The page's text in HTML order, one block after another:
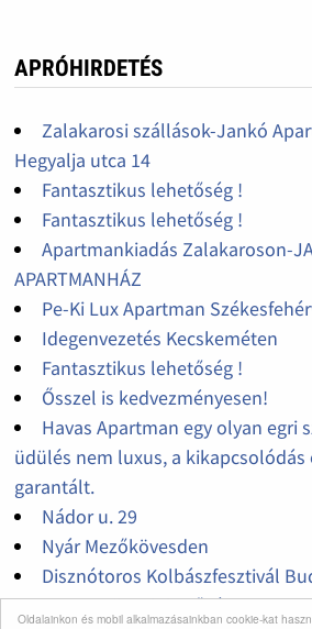
Oldalainkon és mobil alkalmazásainkban cookie-kat
APRÓHIRDETÉS
Zalakarosi szállások-Jankó
Hegyalja utca 14
Fantasztikus lehetőség !
Fantasztikus lehetőség !
Apartmankiadás Zalakaroson-
APARTMANHÁZ
Pe-Ki Lux Apartman
Idegenvezetés Kecskeméten
Fantasztikus lehetőség !
Ősszel is kedvezményesen!
Havas Apartman egy olyan egri
üdülés nem luxus, a kikapcsolódás
garantált.
Nádor u. 29
Nyár Mezőkövesden
Disznótoros Kolbászfesztivál
Fantasztikus lehetőség !